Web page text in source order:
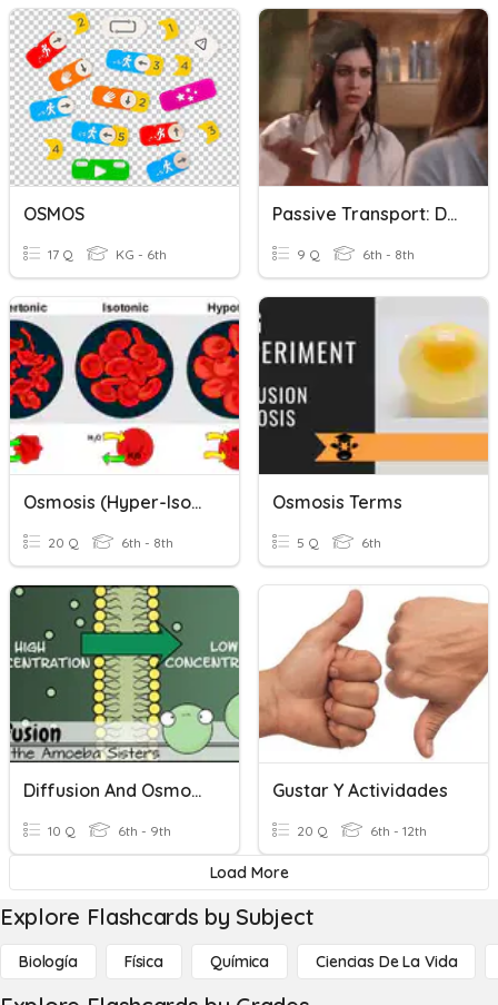
OSMOS
17 Q KG - 6th
Passive Transport: Diffusion Or Osmosis
9 Q 6th - 8th
Osmosis (Hyper-Iso-Hypo Tonic)
20 Q 6th - 8th
Osmosis Terms
5 Q 6th
Diffusion And Osmosis
10 Q 6th - 9th
Gustar Y Actividades
20 Q 6th - 12th
Load More
Explore Flashcards by Subject
Biología Física Química Ciencias De La Vida